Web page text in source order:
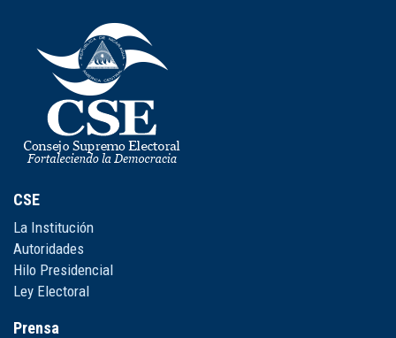
CSE
La Institución
Autoridades
Hilo Presidencial
Ley Electoral
Prensa